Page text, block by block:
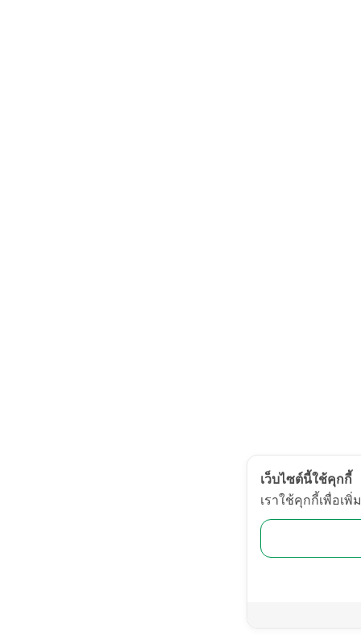
เว็บไซต์นี้ใช้คุกกี้
เราใช้คุกกี้เพื่อเ